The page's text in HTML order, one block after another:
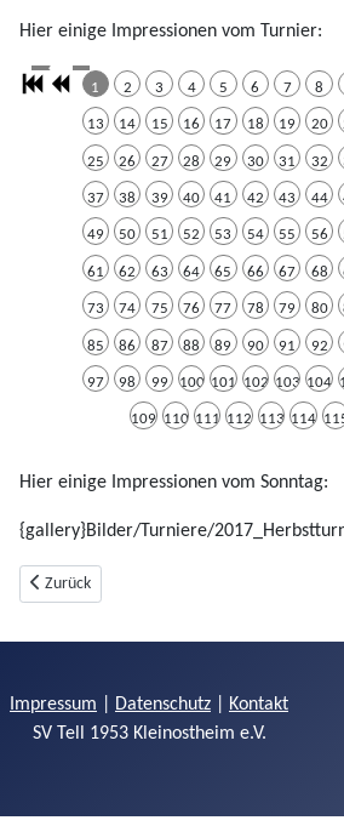
Hier einige Impressionen vom Turnier:
1 2 3 4 5 6 7 8
13 14 15 16 17 18 19 20
25 26 27 28 29 30 31 32
37 38 39 40 41 42 43 44
49 50 51 52 53 54 55 56
61 62 63 64 65 66 67 68
73 74 75 76 77 78 79 80
85 86 87 88 89 90 91 92
97 98 99 100 101 102 103 104
109 110 111 112 113 114
Hier einige Impressionen vom Sonntag:
{gallery}Bilder/Turniere/
Vorheriger Beitrag: Nachtturnier 2017
Zurück
Impressum Datenschutz
Kontakt
SV Tell 1953 Kleinostheim e.V.